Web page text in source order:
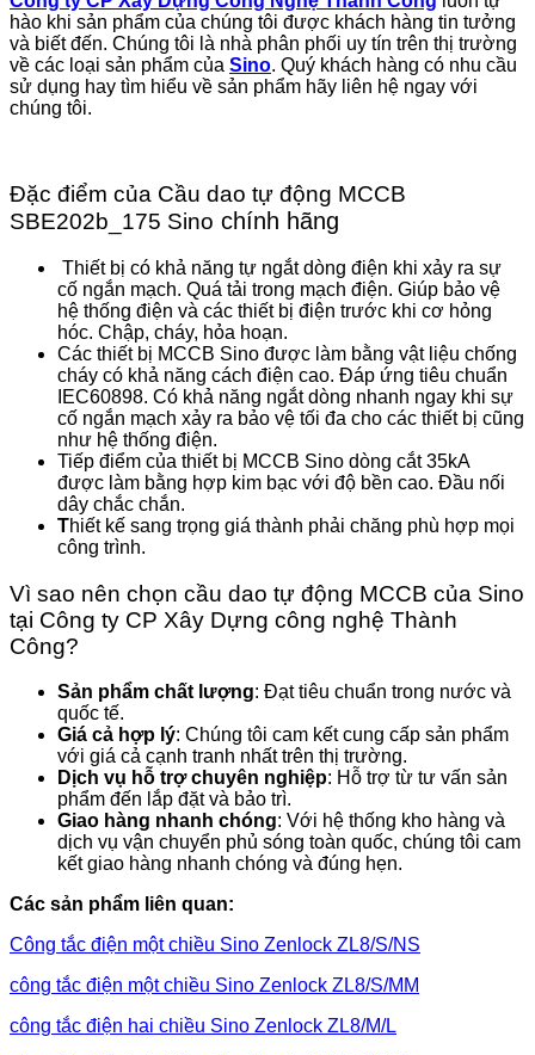
hào khi sản phẩm của chúng tôi được khách hàng tin tưởng
và biết đến. Chúng tôi là nhà phân phối uy tín trên thị trường
về các loại sản phẩm của Sino. Quý khách hàng có nhu cầu
sử dụng hay tìm hiểu về sản phẩm hãy liên hệ ngay với
chúng tôi.
Đặc điểm của Cầu dao tự động MCCB
SBE202b_175 Sino chính hãng
Thiết bị có khả năng tự ngắt dòng điện khi xảy ra sự
cố ngắn mạch. Quá tải trong mạch điện. Giúp bảo vệ
hệ thống điện và các thiết bị điện trước khi cơ hỏng
hóc. Chập, cháy, hỏa hoạn.
Các thiết bị MCCB Sino được làm bằng vật liệu chống
cháy có khả năng cách điện cao. Đáp ứng tiêu chuẩn
IEC60898. Có khả năng ngắt dòng nhanh ngay khi sự
cố ngắn mạch xảy ra bảo vệ tối đa cho các thiết bị cũng
như hệ thống điện.
Tiếp điểm của thiết bị MCCB Sino dòng cắt 35kA
được làm bằng hợp kim bạc với độ bền cao. Đầu nối
dây chắc chắn.
Thiết kế sang trọng giá thành phải chăng phù hợp mọi
công trình.
Vì sao nên chọn cầu dao tự động MCCB của Sino
tại Công ty CP Xây Dựng công nghệ Thành
Công?
Sản phẩm chất lượng: Đạt tiêu chuẩn trong nước và
quốc tế.
Giá cả hợp lý: Chúng tôi cam kết cung cấp sản phẩm
với giá cả cạnh tranh nhất trên thị trường.
Dịch vụ hỗ trợ chuyên nghiệp: Hỗ trợ từ tư vấn sản
phẩm đến lắp đặt và bảo trì.
Giao hàng nhanh chóng: Với hệ thống kho hàng và
dịch vụ vận chuyển phủ sóng toàn quốc, chúng tôi cam
kết giao hàng nhanh chóng và đúng hẹn.
Các sản phẩm liên quan:
Công tắc điện một chiều Sino Zenlock ZL8/S/NS
công tắc điện một chiều Sino Zenlock ZL8/S/MM
công tắc điện hai chiều Sino Zenlock ZL8/M/L